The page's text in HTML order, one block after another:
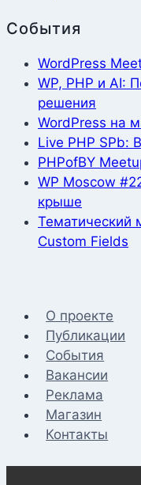
События
WordPress
WP, PHP и AI:
решения
WordPress на
Live PHP SPb:
PHPofBY
WP Moscow
крыше
Тематический
Custom Fields
О проекте
Публикации
События
Вакансии
Реклама
Магазин
Контакты